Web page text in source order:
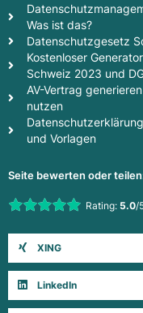
Was ist das?
Datenschutzgesetz
Kostenloser
Schweiz 2023 und
AV-Vertrag
nutzen
und Vorlagen
Seite bewerten oder
Rate this item:Rating: 5.0/
XING
LinkedIn